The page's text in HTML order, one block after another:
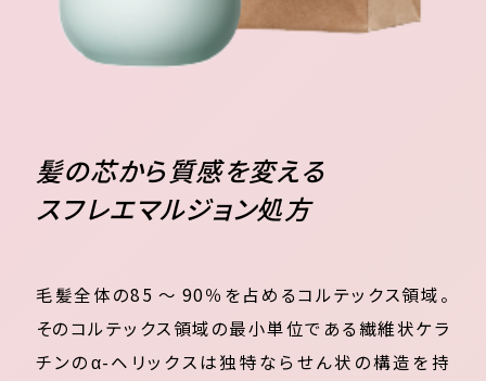
髪の芯から質感を変える
スフレエマルジョン処方
毛髪全体の85 ～ 90％を占めるコルテックス領域。
そのコルテックス領域の最小単位である繊維状ケラ
チンのα-ヘリックスは独特ならせん状の構造を持